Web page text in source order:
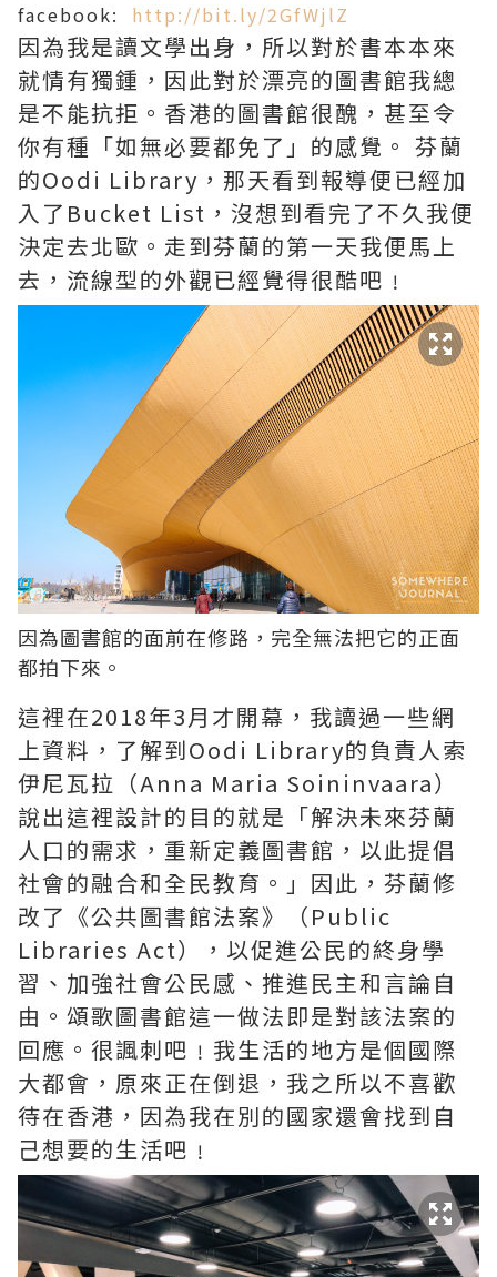
facebook: http://bit.ly/2GfWjlZ
因為我是讀文學出身，所以對於書本本來
就情有獨鍾，因此對於漂亮的圖書館我總
是不能抗拒。香港的圖書館很醜，甚至令
你有種「如無必要都免了」的感覺。 芬蘭
的Oodi Library，那天看到報導便已經加
入了Bucket List，沒想到看完了不久我便
決定去北歐。走到芬蘭的第一天我便馬上
去，流線型的外觀已經覺得很酷吧﹗
因為圖書館的面前在修路，完全無法把它的正面
都拍下來。
這裡在2018年3月才開幕，我讀過一些網
上資料，了解到Oodi Library的負責人索
伊尼瓦拉（Anna Maria Soininvaara）
說出這裡設計的目的就是「解決未來芬蘭
人口的需求，重新定義圖書館，以此提倡
社會的融合和全民教育。」因此，芬蘭修
改了《公共圖書館法案》（Public
Libraries Act），以促進公民的終身學
習、加強社會公民感、推進民主和言論自
由。頌歌圖書館這一做法即是對該法案的
回應。很諷刺吧﹗我生活的地方是個國際
大都會，原來正在倒退，我之所以不喜歡
待在香港，因為我在別的國家還會找到自
己想要的生活吧﹗